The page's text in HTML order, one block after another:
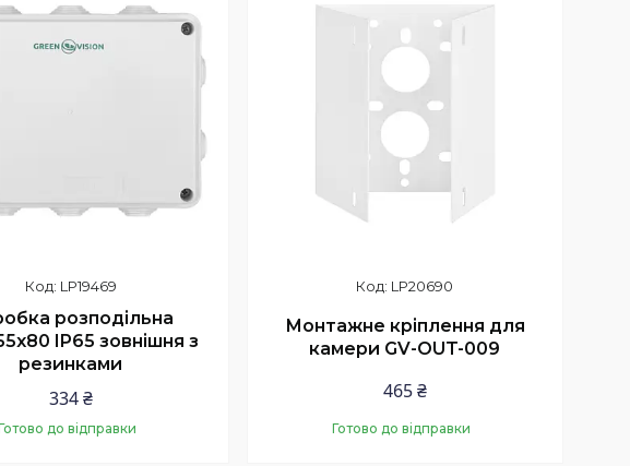
LP19469
розподільна
IP65 зовнішня з
резинками
334 ₴
до відправки
LP20690
Монтажне кріплення для
камери GV-OUT-009
465 ₴
Готово до відправки